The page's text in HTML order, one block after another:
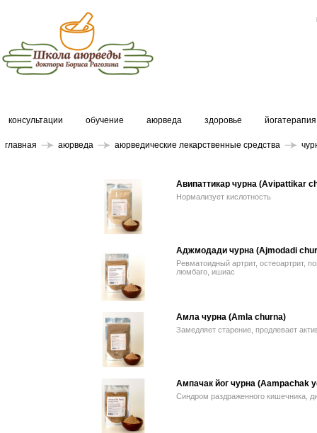
консультации обучение аюрведа здоровье йогатерапия
главная аюрведа аюрведические лекарственные средства
Авипаттикар чурна (Avipattikar
Нормализует кислотность
Аджмодади чурна (Ajmodadi
Ревматоидный артрит, остеоартрит,
люмбаго, ишиас
Амла чурна (Amla churna)
Замедляет старение, продлевает
Ампачак йог чурна (Aampachak
Синдром раздраженного кишечника,